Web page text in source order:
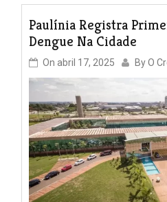
Paulínia Registra
Dengue Na Cidade
On abril 17, 2025 ByO